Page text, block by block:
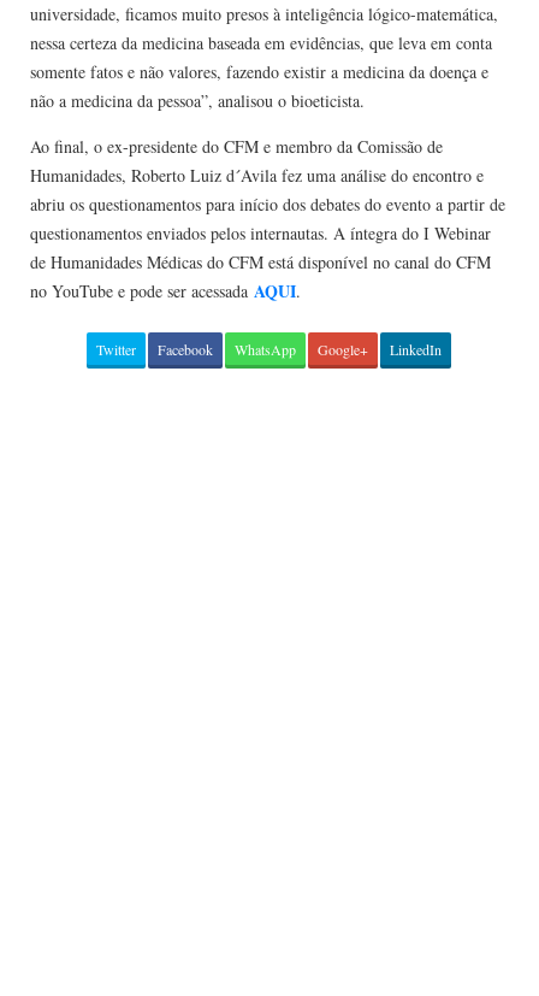
universidade, ficamos muito presos à inteligência lógico-matemática,
nessa certeza da medicina baseada em evidências, que leva em conta
somente fatos e não valores, fazendo existir a medicina da doença e
não a medicina da pessoa”, analisou o bioeticista.
Ao final, o ex-presidente do CFM e membro da Comissão de
Humanidades, Roberto Luiz d´Avila fez uma análise do encontro e
abriu os questionamentos para início dos debates do evento a partir de
questionamentos enviados pelos internautas. A íntegra do I Webinar
de Humanidades Médicas do CFM está disponível no canal do CFM
no YouTube e pode ser acessada AQUI.
Twitter Facebook WhatsApp Google+ LinkedIn